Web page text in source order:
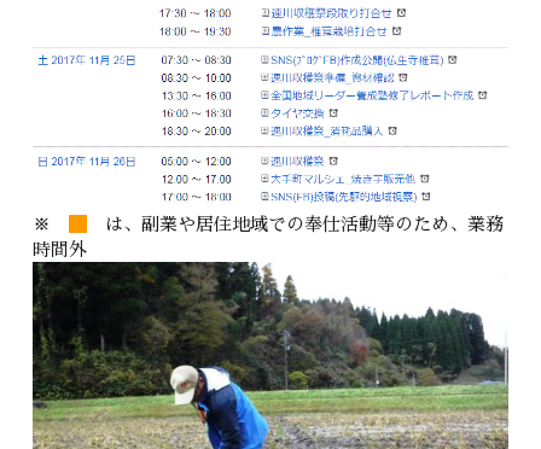
※
は、副業や居住地域での奉仕活動等のため、業務
時間外